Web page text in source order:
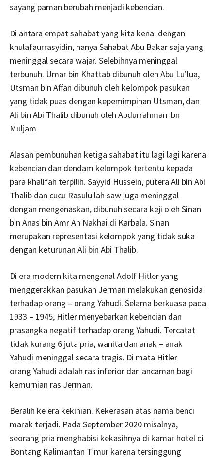
sayang paman berubah menjadi kebencian.
Di antara empat sahabat yang kita kenal dengan
khulafaurrasyidin, hanya Sahabat Abu Bakar saja yang
meninggal secara wajar. Selebihnya meninggal
terbunuh. Umar bin Khattab dibunuh oleh Abu Lu’lua,
Utsman bin Affan dibunuh oleh kelompok pasukan
yang tidak puas dengan kepemimpinan Utsman, dan
Ali bin Abi Thalib dibunuh oleh Abdurrahman ibn
Muljam.
Alasan pembunuhan ketiga sahabat itu lagi lagi karena
kebencian dan dendam kelompok tertentu kepada
para khalifah terpilih. Sayyid Hussein, putera Ali bin Abi
Thalib dan cucu Rasulullah saw juga meninggal
dengan mengenaskan, dibunuh secara keji oleh Sinan
bin Anas bin Amr An Nakhai di Karbala. Sinan
merupakan representasi kelompok yang tidak suka
dengan keturunan Ali bin Abi Thalib.
Di era modern kita mengenal Adolf Hitler yang
menggerakkan pasukan Jerman melakukan genosida
terhadap orang – orang Yahudi. Selama berkuasa pada
1933 – 1945, Hitler menyebarkan kebencian dan
prasangka negatif terhadap orang Yahudi. Tercatat
tidak kurang 6 juta pria, wanita dan anak – anak
Yahudi meninggal secara tragis. Di mata Hitler
orang Yahudi adalah ras inferior dan ancaman bagi
kemurnian ras Jerman.
Beralih ke era kekinian. Kekerasan atas nama benci
marak terjadi. Pada September 2020 misalnya,
seorang pria menghabisi kekasihnya di kamar hotel di
Bontang Kalimantan Timur karena tersinggung